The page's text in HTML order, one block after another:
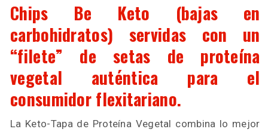
Chips Be Keto (bajas en
carbohidratos) servidas con un
“filete” de setas de proteína
vegetal auténtica para el
consumidor flexitariano.
La Keto-Tapa de Proteína Vegetal combina lo mejor